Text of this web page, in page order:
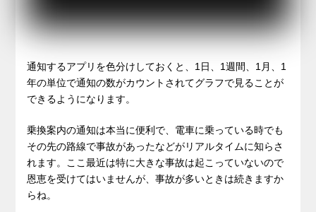
通知するアプリを色分けしておくと、1日、1週間、1月、1
年の単位で通知の数がカウントされてグラフで見ることが
できるようになります。
乗換案内の通知は本当に便利で、電車に乗っている時でも
その先の路線で事故があったなどがリアルタイムに知らさ
れます。ここ最近は特に大きな事故は起こっていないので
恩恵を受けてはいませんが、事故が多いときは続きますか
らね。